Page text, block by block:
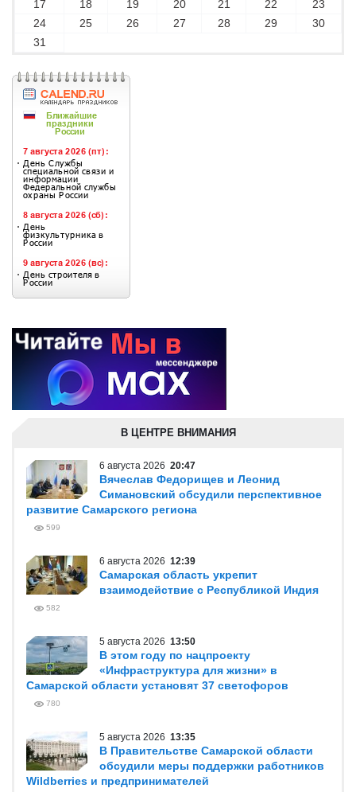
17 18 19 20 21 22
23
24
25 26 27 28 29
30
31
В ЦЕНТРЕ ВНИМАНИЯ
6 августа 2026 20:47
Вячеслав Федорищев и Леонид
Симановский обсудили перспективное
развитие Самарского региона
599
6 августа 2026 12:39
Самарская область укрепит
взаимодействие с Республикой Индия
582
5 августа 2026 13:50
В этом году по нацпроекту
«Инфраструктура для жизни» в
Самарской области установят 37 светофоров
780
5 августа 2026 13:35
В Правительстве Самарской области
обсудили меры поддержки работников
Wildberries и предпринимателей